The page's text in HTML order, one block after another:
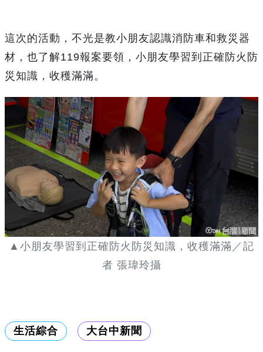
這次的活動，不光是教小朋友認識消防車和救災器
材，也了解119報案要領，小朋友學習到正確防火防
災知識，收穫滿滿。
▲小朋友學習到正確防火防災知識，收穫滿滿／記
者 張瑋玲攝
生活綜合 大台中新聞